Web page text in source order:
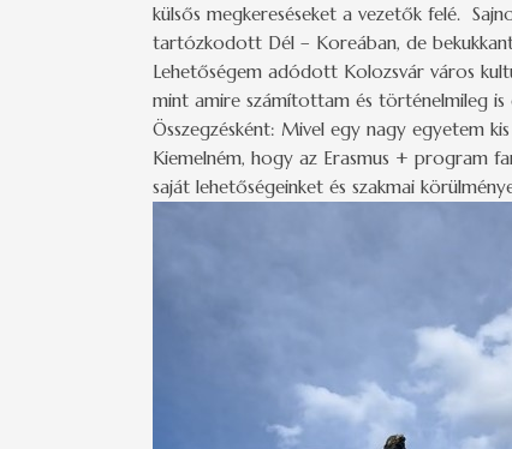
külsős megkereséseket a vezetők felé.
tartózkodott Dél – Koreában, de
Lehetőségem adódott Kolozsvár város
mint amire számítottam és történelmileg is
Összegzésként: Mivel egy nagy egyetem
Kiemelném, hogy az Erasmus + program
saját lehetőségeinket és szakmai